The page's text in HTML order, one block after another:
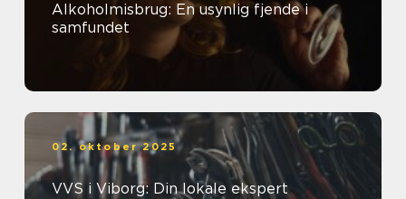
Alkoholmisbrug: En usynlig fjende i
samfundet
02. oktober 2025
VVS i Viborg: Din lokale ekspert